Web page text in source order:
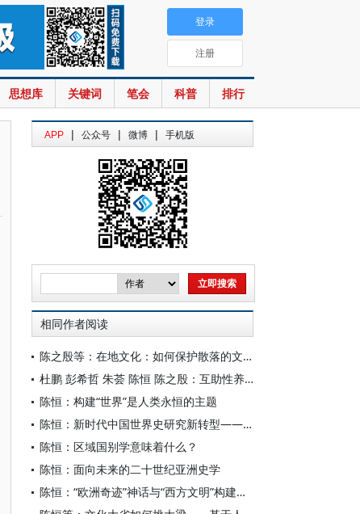
思想库 关键词 笔会 科普 排行
登录
注册
APP | 公众号 | 微博 | 手机版
相同作者阅读
陈之殷等：在地文化：如何保护散落的文化“繁星”
杜鹏 彭希哲 朱荟 陈恒 陈之殷：互助性养老：更好满足老年人多样化养老服务需求
陈恒：构建“世界”是人类永恒的主题
陈恒：新时代中国世界史研究新转型——“习近平总书记在哲学社会科学工作座谈会发表重要讲话十周年”笔谈（四）
陈恒：区域国别学意味着什么？
陈恒：面向未来的二十世纪亚洲史学
陈恒：“欧洲奇迹”神话与“西方文明”构建再反思